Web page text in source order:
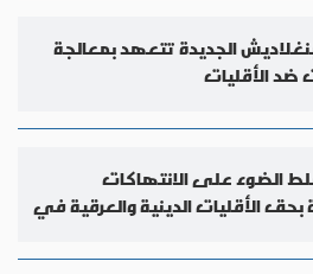
الجديدة تتعهد بمعالجة
ضد الأقليات
الضوء على الانتهاكات
بحق الأقليات الدينية والعرقية في